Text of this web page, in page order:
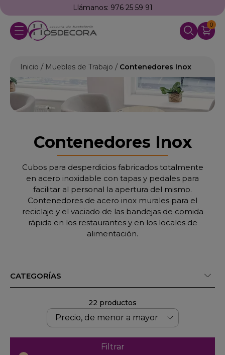
Llámanos: 976 25 59 91
0
Inicio Muebles de Trabajo Contenedores Inox
Contenedores Inox
Cubos para desperdicios fabricados totalmente
en acero inoxidable con tapas y pedales para
facilitar al personal la apertura del mismo.
Contenedores de acero inox murales para el
reciclaje y el vaciado de las bandejas de comida
rápida en los restaurantes y en los locales de
alimentación.
CATEGORÍAS
22 productos
Filtrar